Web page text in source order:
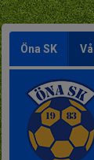
Öna SK